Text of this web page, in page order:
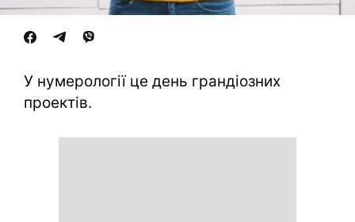
У нумерології це день грандіозних
проектів.